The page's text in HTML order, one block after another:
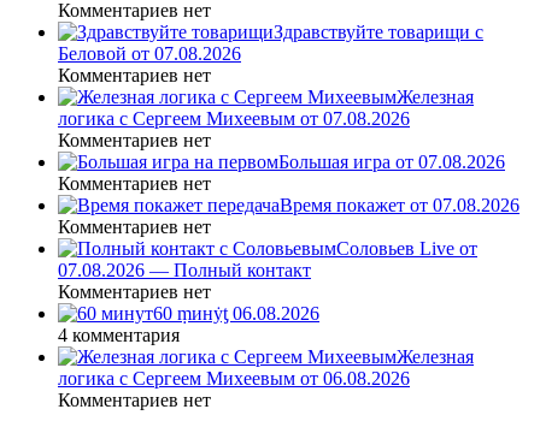
Комментариев нет
Здравствуйте товарищи с
Беловой от 07.08.2026
Комментариев нет
Железная
логика с Сергеем Михеевым от 07.08.2026
Комментариев нет
Большая игра от 07.08.2026
Комментариев нет
Время покажет от 07.08.2026
Комментариев нет
Соловьев Live от
07.08.2026 — Полный контакт
Комментариев нет
60 ṃинẏƫ 06.08.2026
4 комментария
Железная
логика с Сергеем Михеевым от 06.08.2026
Комментариев нет